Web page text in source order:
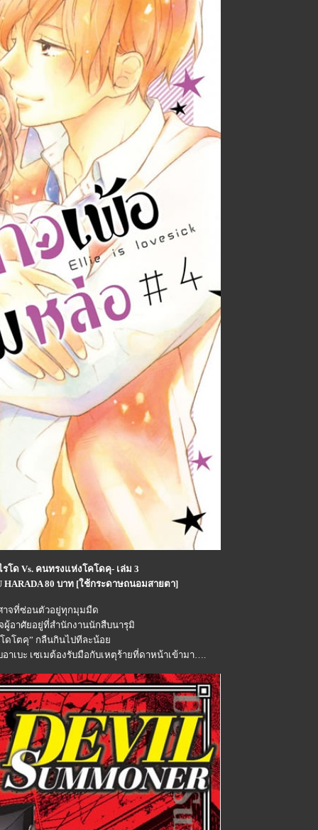
โด Vs. คนทรงแห่งโคโดคุ- เล่ม 3
HARADA 80 บาท [ใช้กระดาษถนอมสายตา]
าจที่ซ่อนตัวอยู่ทุกมุมมืด
อาศัยอยู่ที่สำนักงานนักสืบนารุมิ
โดโตคุ” กลืนกินไปทีละน้อ
าเบะ เซเมต้องรับมือกับเหตุร้ายที่ดาหน้าเข้ามา….